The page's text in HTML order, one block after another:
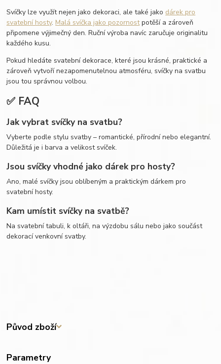
Svíčky lze využít nejen jako dekoraci, ale také jako dárek pro
svatební hosty. Malá svíčka jako pozornostpotěší a zároveň
připomene výjimečný den. Ruční výroba navíc zaručuje originalitu
každého kusu.
Pokud hledáte svatební dekorace, které jsou krásné, praktické a
zároveň vytvoří nezapomenutelnou atmosféru, svíčky na svatbu
jsou tou správnou volbou.
✅ FAQ
Jak vybrat svíčky na svatbu?
Vyberte podle stylu svatby – romantické, přírodní nebo elegantní.
Důležitá je i barva a velikost svíček.
Jsou svíčky vhodné jako dárek pro hosty?
Ano, malé svíčky jsou oblíbeným a praktickým dárkem pro
svatební hosty.
Kam umístit svíčky na svatbě?
Na svatební tabuli, k oltáři, na výzdobu sálu nebo jako součást
dekorací venkovní svatby.
Původ zboží
Parametry